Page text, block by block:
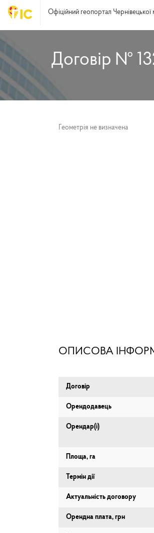
Офіційний геопортал Чернівецької
Договір №
Геометрія не визначена
ОПИСОВА
Договір
Орендодавець
Орендар(і)
Площа, га
Термін дії
Актуальність договору
Орендна плата, грн